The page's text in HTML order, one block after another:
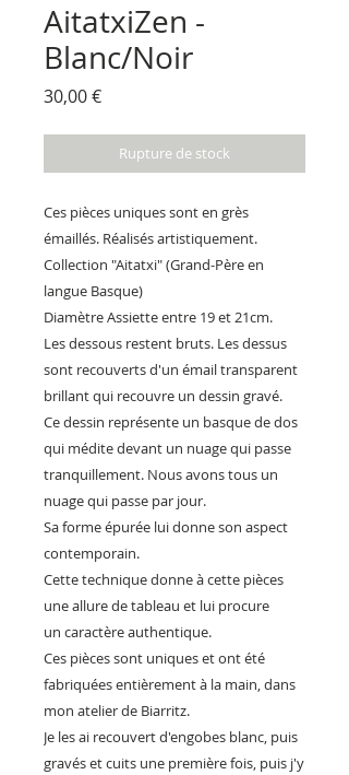
AitatxiZen -
Blanc/Noir
30,00 €Prix
Rupture de stock
Ces pièces uniques sont en grès
émaillés. Réalisés artistiquement.
Collection "Aitatxi" (Grand-Père en
langue Basque)
Diamètre Assiette entre 19 et 21cm.
Les dessous restent bruts. Les dessus
sont recouverts d'un émail transparent
brillant qui recouvre un dessin gravé.
Ce dessin représente un basque de dos
qui médite devant un nuage qui passe
tranquillement. Nous avons tous un
nuage qui passe par jour.
Sa forme épurée lui donne son aspect
contemporain.
Cette technique donne à cette pièces
une allure de tableau et lui procure
un caractère authentique.
Ces pièces sont uniques et ont été
fabriquées entièrement à la main, dans
mon atelier de Biarritz.
Je les ai recouvert d'engobes blanc, puis
gravés et cuits une première fois, puis j'y